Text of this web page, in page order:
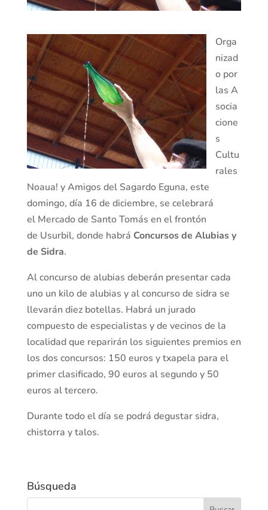
Orga
nizad
o por
las A
socia
cione
s
Cultu
rales
Noaua! y Amigos del Sagardo Eguna, este
domingo, día 16 de diciembre, se celebrará
el Mercado de Santo Tomás en el frontón
de Usurbil, donde habrá Concursos de Alubias y
de Sidra.
Al concurso de alubias deberán presentar cada
uno un kilo de alubias y al concurso de sidra se
llevarán diez botellas. Habrá un jurado
compuesto de especialistas y de vecinos de la
localidad que reparirán los siguientes premios en
los dos concursos: 150 euros y txapela para el
primer clasificado, 90 euros al segundo y 50
euros al tercero.
Durante todo el día se podrá degustar sidra,
chistorra y talos.
Búsqueda